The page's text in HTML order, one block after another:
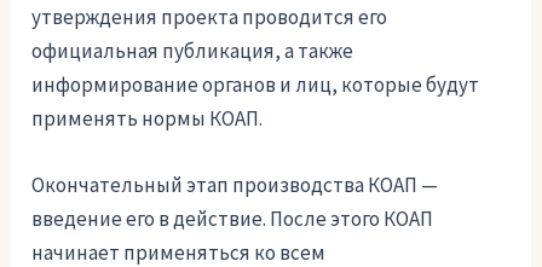
утверждения проекта проводится его
официальная публикация, а также
информирование органов и лиц, которые будут
применять нормы КОАП.
Окончательный этап производства КОАП —
введение его в действие. После этого КОАП
начинает применяться ко всем